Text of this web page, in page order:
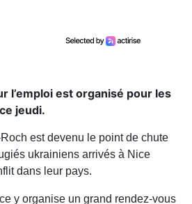
l’emploi est organisé pour les
jeudi.
est devenu le point de chute
ukrainiens arrivés à Nice
dans leur pays.
y organise un grand rendez-vous